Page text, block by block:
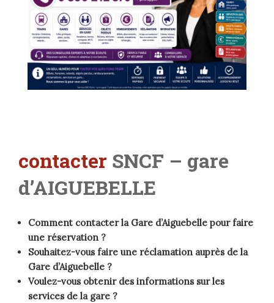
contacter SNCF – gare
d’AIGUEBELLE
Comment contacter la Gare d’Aiguebelle pour faire
une réservation ?
Souhaitez-vous faire une réclamation auprès de la
Gare d’Aiguebelle ?
Voulez-vous obtenir des informations sur les
services de la gare ?